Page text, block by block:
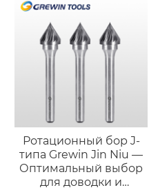
Ротационный бор J-
типа Grewin Jin Niu —
Оптимальный выбор
для доводки и